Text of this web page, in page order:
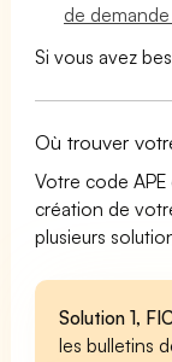
de demande
Si vous avez
Où trouver
Votre code APE
création de
plusieurs
Solution 1,
les bulletins